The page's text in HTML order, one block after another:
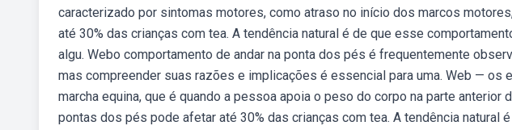
caracterizado por sintomas motores, como atraso no início dos marcos
até 30% das crianças com tea. A tendência natural é de que esse
algu. Webo comportamento de andar na ponta dos pés é frequentemente
mas compreender suas razões e implicações é essencial para uma. Web — os
marcha equina, que é quando a pessoa apoia o peso do corpo na parte anterior
pontas dos pés pode afetar até 30% das crianças com tea. A tendência natural